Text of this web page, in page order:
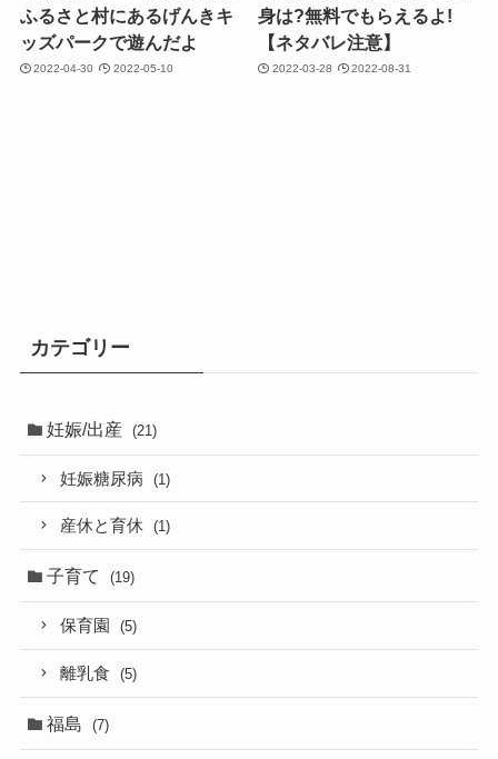
ふるさと村にあるげんきキ
ッズパークで遊んだよ
2022-04-30 2022-05-10
身は?無料でもらえるよ!
【ネタバレ注意】
2022-03-28 2022-08-31
カテゴリー
妊娠/出産 (21)
妊娠糖尿病 (1)
産休と育休 (1)
子育て (19)
保育園 (5)
離乳食 (5)
福島 (7)